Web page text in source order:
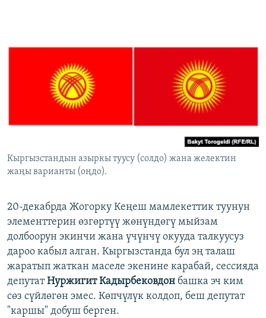
Кыргызстандын азыркы туусу (солдо) жана желектин
жаңы варианты (оңдо).
20-декабрда Жогорку Кеңеш мамлекеттик туунун
элементтерин өзгөртүү жөнүндөгү мыйзам
долбоорун экинчи жана үчүнчү окууда талкуусуз
дароо кабыл алган. Кыргызстанда бул эң талаш
жаратып жаткан маселе экенине карабай, сессияда
депутатНуржигит Кадырбековдон башка эч ким
сөз сүйлөгөн эмес. Көпчүлүк колдоп, беш депутат
"каршы" добуш берген.